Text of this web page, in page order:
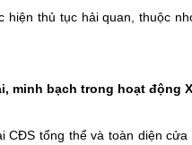
hiện thủ tục hải quan, thuộc
minh bạch trong hoạt động
CĐS tổng thể và toàn diện